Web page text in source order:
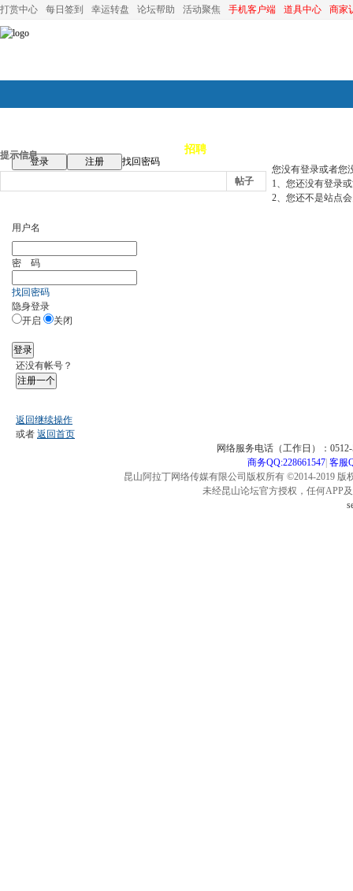
打赏中心 每日签到 幸运转盘 论坛帮助 活动聚焦 手机客户端 道具中心 商家
论坛首页 招聘
登录 注册
找回密码
帖子
提示信息
您没有登录或者您
1、您还没有登录
2、您还不是站点
用户名
密 码
找回密码
隐身登录
开启
关闭
登录
还没有帐号？
注册一个
返回继续操作
或者 返回首页
网络服务电话（工作日）：
商务QQ:228661547| 客服
昆山阿拉丁网络传媒有限公司版权所有 ©2014-2019
未经昆山论坛官方授权，任何APP